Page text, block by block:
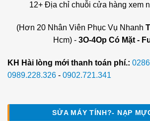
12+ Địa chỉ chuỗi cửa hàng xem
(Hơn 20 Nhân Viên Phục Vụ Nhanh
Hcm) - 3O-4Op Có Mặt -
KH Hài lòng mới thanh toán phí.:
0989.228.326 - 0902.721.341
SỬA MÁY TÍNH?- NẠP